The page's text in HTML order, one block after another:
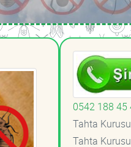
0542 188 45
Tahta
Tahta